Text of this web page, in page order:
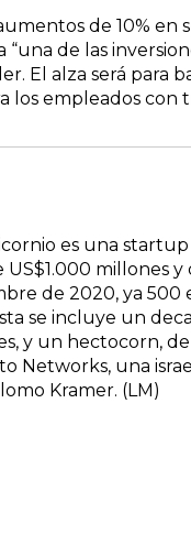
de 10% en
de las
El alza será para
los empleados con
es una
US$1.000 millones
de 2020, ya 500
se incluye un
y un hectocorn,
Networks, una
Kramer. (LM)